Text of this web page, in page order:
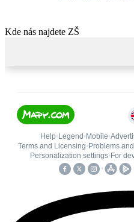
Kde nás najdete ZŠ